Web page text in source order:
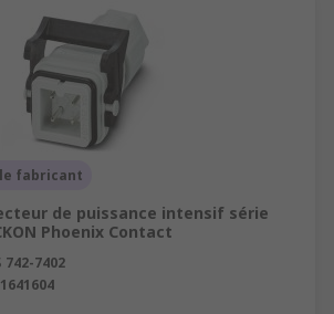
fabricant
de puissance intensif série
Phoenix Contact
742-7402
1641604